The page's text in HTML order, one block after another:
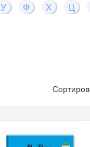
У Ф Х Ц